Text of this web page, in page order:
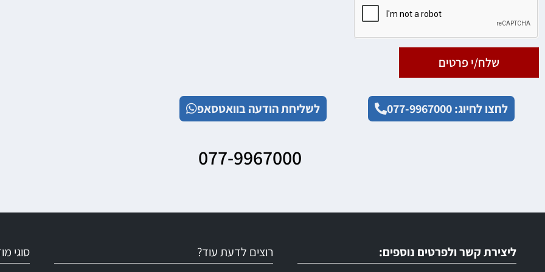
שלח/י פרטים
לחצו לחיוג: 077-9967000 לשליחת הודעה בוואטסאפ
077-9967000
ליצירת קשר ולפרטים נוספים: רוצים לדעת עוד? סוגי